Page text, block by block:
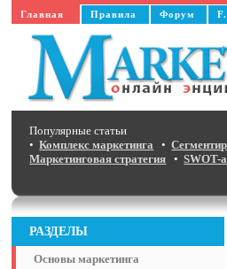
Главная Правила Форум
Популярные статьи
•Комплекс маркетинга •
Маркетинговая стратегия •SWOT-
РАЗДЕЛЫ
Основы маркетинга